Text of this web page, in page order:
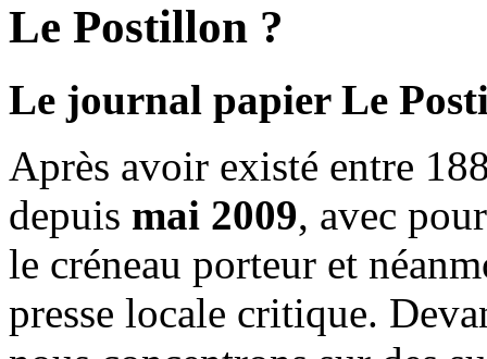
Le Postillon ?
Le journal papier Le
Après avoir existé entre
depuis mai 2009, avec
le créneau porteur et
presse locale critique.